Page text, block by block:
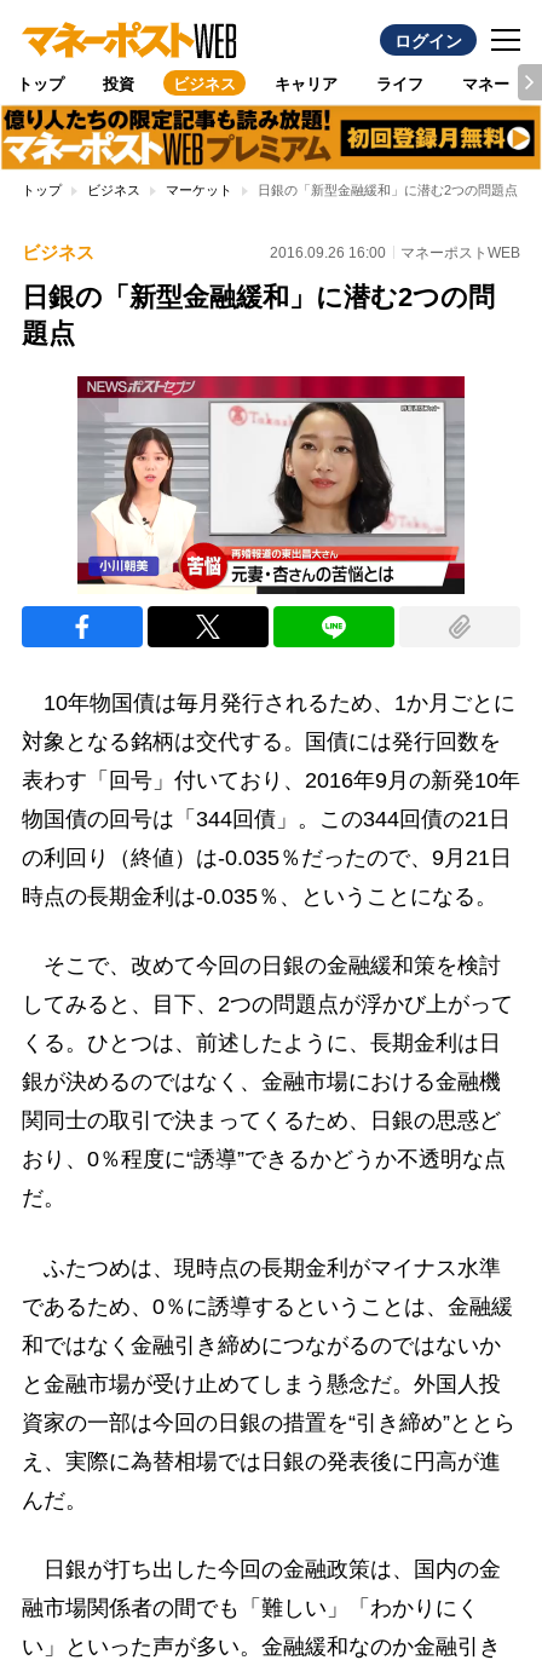
ログイン
トップ 投資 ビジネス キャリア ライフ マネー
トップ ビジネス マーケット 日銀の「新型金融緩和」に潜む2つの問題点
ビジネス 2016.09.26 16:00 マネーポストWEB
日銀の「新型金融緩和」に潜む2つの問
題点
10年物国債は毎月発行されるため、1か月ごとに
対象となる銘柄は交代する。国債には発行回数を
表わす「回号」付いており、2016年9月の新発10年
物国債の回号は「344回債」。この344回債の21日
の利回り（終値）は-0.035％だったので、9月21日
時点の長期金利は-0.035％、ということになる。
そこで、改めて今回の日銀の金融緩和策を検討
してみると、目下、2つの問題点が浮かび上がって
くる。ひとつは、前述したように、長期金利は日
銀が決めるのではなく、金融市場における金融機
関同士の取引で決まってくるため、日銀の思惑ど
おり、0％程度に“誘導”できるかどうか不透明な点
だ。
ふたつめは、現時点の長期金利がマイナス水準
であるため、0％に誘導するということは、金融緩
和ではなく金融引き締めにつながるのではないか
と金融市場が受け止めてしまう懸念だ。外国人投
資家の一部は今回の日銀の措置を“引き締め”ととら
え、実際に為替相場では日銀の発表後に円高が進
んだ。
日銀が打ち出した今回の金融政策は、国内の金
融市場関係者の間でも「難しい」「わかりにく
い」といった声が多い。金融緩和なのか金融引き